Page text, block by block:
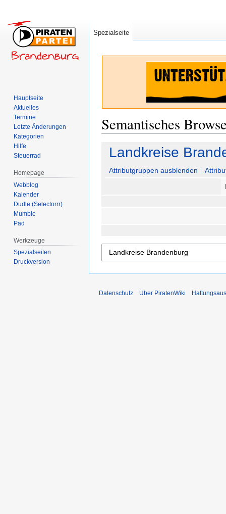
Semantisches
Zur
Navigation
springen
Zur
Suche
springen
Landkreise
Attributgruppen ausblenden
Spezialseite
Hauptseite
Aktuelles
Termine
Letzte Änderungen
Kategorien
Hilfe
Steuerrad
Homepage
Webblog
Kalender
Dudle (Selectorrr)
Mumble
Pad
Werkzeuge
Spezialseiten
Druckversion
Datenschutz Über PiratenWiki